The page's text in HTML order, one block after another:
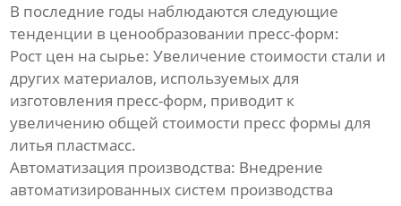
В последние годы наблюдаются следующие
тенденции в ценообразовании пресс-форм:
Рост цен на сырье: Увеличение стоимости стали и
других материалов, используемых для
изготовления пресс-форм, приводит к
увеличению общей стоимости пресс формы для
литья пластмасс.
Автоматизация производства: Внедрение
автоматизированных систем производства